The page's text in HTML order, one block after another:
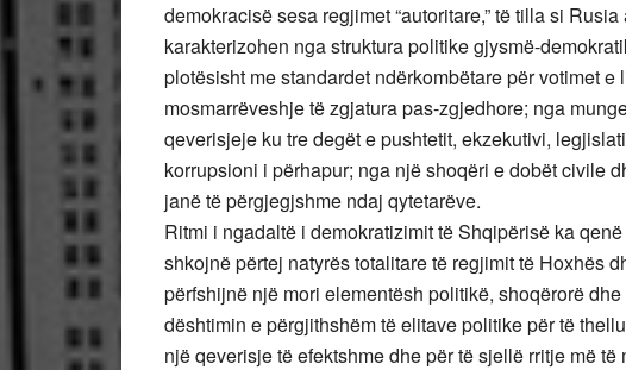
demokracisë sesa regjimet “autoritare,” të tilla si
karakterizohen nga struktura politike gjysmë-
plotësisht me standardet ndërkombëtare për votimet
mosmarrëveshje të zgjatura pas-zgjedhore; nga
qeverisjeje ku tre degët e pushtetit, ekzekutivi,
korrupsioni i përhapur; nga një shoqëri e dobët civile
janë të përgjegjshme ndaj qytetarëve.
Ritmi i ngadaltë i demokratizimit të Shqipërisë ka
shkojnë përtej natyrës totalitare të regjimit të Hoxhës
përfshijnë një mori elementësh politikë, shoqërorë
dështimin e përgjithshëm të elitave politike për të
një qeverisje të efektshme dhe për të sjellë rritje më